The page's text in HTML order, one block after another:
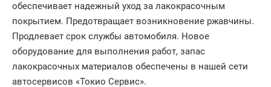
обеспечивает надежный уход за лакокрасочным
покрытием. Предотвращает возникновение ржавчины.
Продлевает срок службы автомобиля. Новое
оборудование для выполнения работ, запас
лакокрасочных материалов обеспечены в нашей сети
автосервисов «Токио Сервис».